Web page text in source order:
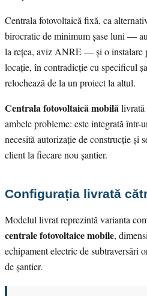
Centrala fotovoltaică fixă, ca
birocratic de minimum șase luni —
la rețea, aviz ANRE — și o instalare
locație, în contradicție cu specificul
relochează de la un proiect la altul.
Centrala fotovoltaică mobilă
ambele probleme: este integrată într-
necesită autorizație de construcție și
client la fiecare nou șantier.
Configurația livrată
Modelul livrat reprezintă varianta
centrale fotovoltaice mobile,
echipament electric de subtraversări
de șantier.